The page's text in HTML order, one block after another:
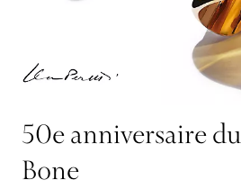
50e anniversaire
Bone